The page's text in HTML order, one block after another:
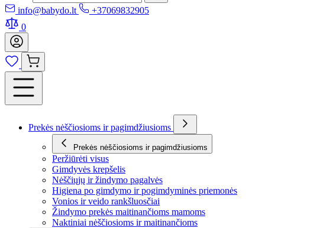
info@babydo.lt
+37069832905
0
Prekės nėščiosioms ir pagimdžiusioms
Prekės nėščiosioms ir pagimdžiusioms
Peržiūrėti visus
Gimdyvės krepšelis
Nėščiųjų ir žindymo pagalvės
Higiena po gimdymo ir pogimdyminės priemonės
Vonios ir veido rankšluosčiai
Žindymo prekės maitinančioms mamoms
Naktiniai nėščiosioms ir maitinančioms